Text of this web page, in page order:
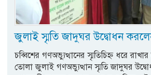
জুলাই স্মৃতি জাদুঘর উদ্বোধন করলেন
চব্বিশের গণঅভ্যুত্থানের স্মৃতিচিহ্ন ধরে
তোলা জুলাই গণঅভ্যুত্থান স্মৃতি জাদুঘর